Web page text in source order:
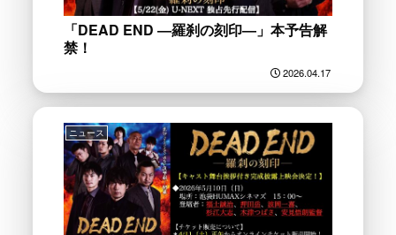
「DEAD END ―羅刹の刻印―」本予告解
禁！
2026.04.17
ニュース